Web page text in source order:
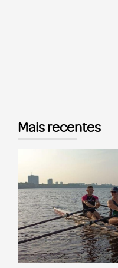
Mais recentes